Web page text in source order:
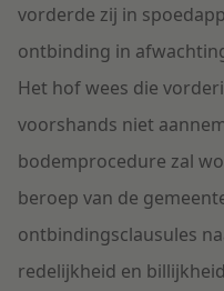
vorderde zij in
ontbinding in
Het hof wees die
voorshands niet
bodemprocedure zal
beroep van de
ontbindingsclausules
redelijkheid en